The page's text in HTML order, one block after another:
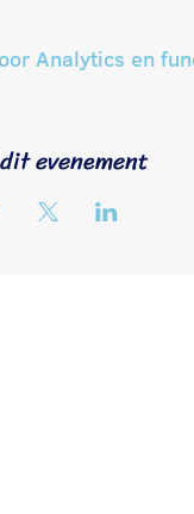
Analytics en
evenement